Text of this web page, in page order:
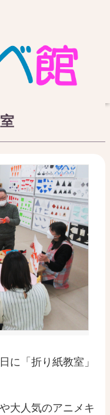
に「折り紙教室」
大人気のアニメキ